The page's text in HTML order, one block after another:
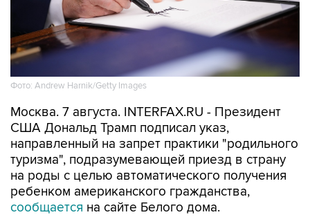
Фото: Andrew Harnik/Getty Images
Москва. 7 августа. INTERFAX.RU - Президент
США Дональд Трамп подписал указ,
направленный на запрет практики "родильного
туризма", подразумевающей приезд в страну
на роды с целью автоматического получения
ребенком американского гражданства,
сообщается на сайте Белого дома.